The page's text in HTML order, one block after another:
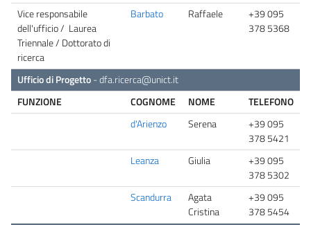
Vice responsabile
dell'ufficio / Laurea
Triennale / Dottorato di
ricerca
Barbato Raffaele
+39 095
378 5368
Ufficio di Progetto-dfa.ricerca@unict.it
FUNZIONE
COGNOME NOME
TELEFONO
d'Arienzo
Serena
+39 095
378 5421
Leanza
Giulia
+39 095
378 5302
Scandurra
Agata
Cristina
+39 095
378 5454